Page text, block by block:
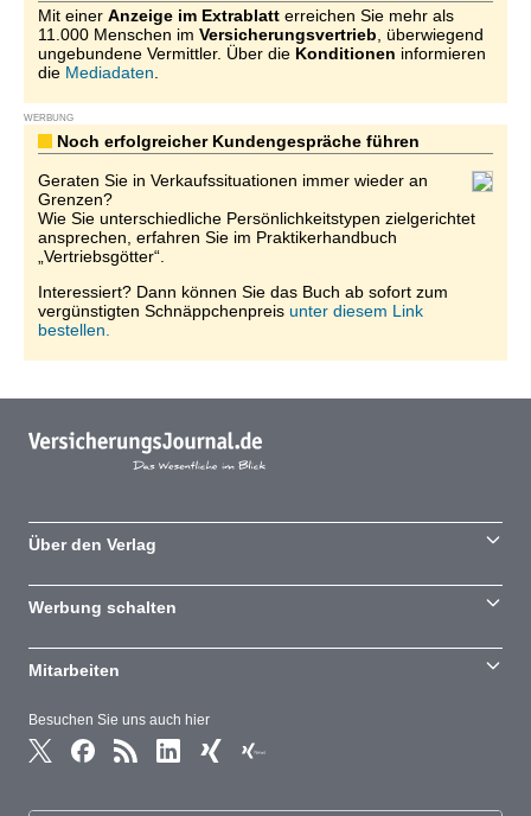
Mit einer Anzeige im Extrablatt erreichen Sie mehr als
11.000 Menschen im Versicherungsvertrieb , überwiegend
ungebundene Vermittler. Über die Konditionen informieren
die Mediadaten
WERBUNG
Noch erfolgreicher Kundengespräche führen
Geraten Sie in Verkaufssituationen immer wieder an
Grenzen?
Wie Sie unterschiedliche Persönlichkeitstypen zielgerichtet
ansprechen, erfahren Sie im Praktikerhandbuch
„Vertriebsgötter“.
Interessiert? Dann können Sie das Buch ab sofort zum
vergünstigten Schnäppchenpreis unter diesem Link
bestellen.
Besuchen Sie uns auch hier
Über den Verlag
Werbung schalten
Mitarbeiten